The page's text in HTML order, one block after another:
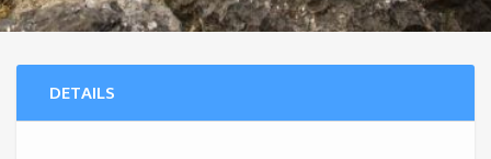
DETAILS